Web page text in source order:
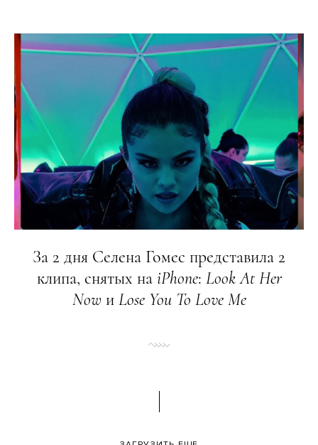
За 2 дня Селена Гомес представила 2
клипа, снятых на iPhone: Look At Her
Now и Lose You To Love Me